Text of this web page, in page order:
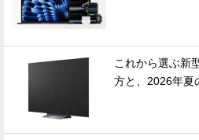
これから選ぶ新
方と、2026年夏